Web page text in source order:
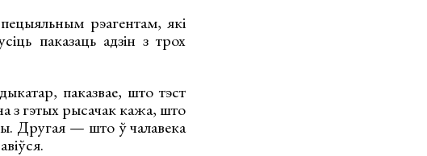
рэагентам, які
паказаць адзін з трох
паказвае, што тэст
з гэтых рысачак кажа, што
Другая — што ў чалавека